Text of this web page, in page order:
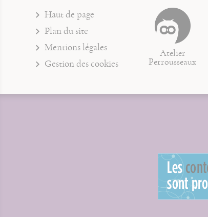
Haut de page
Plan du site
Mentions légales
Gestion des cookies
Atelier
Perrousseaux